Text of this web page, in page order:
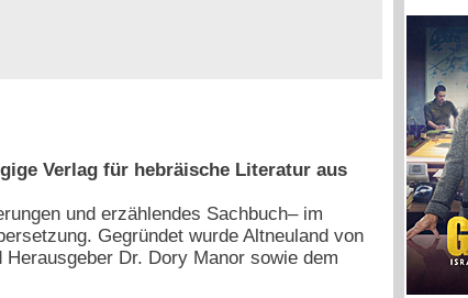
Verlag für hebräische Literatur aus
und erzählendes Sachbuch– im
Gegründet wurde Altneuland von
Dr. Dory Manor sowie dem